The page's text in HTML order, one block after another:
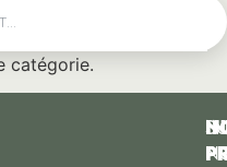
catégorie.